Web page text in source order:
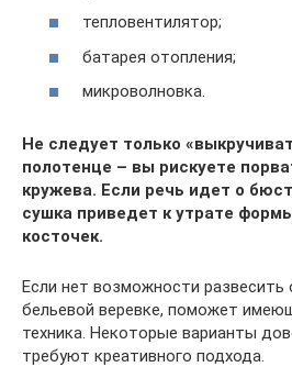
тепловентилятор;
батарея отопления;
микроволновка.
Не следует только
полотенце – вы рискуете
кружева. Если речь идет о
сушка приведет к утрате
косточек.
Если нет возможности развесить
бельевой веревке, поможет
техника. Некоторые варианты
требуют креативного подхода.